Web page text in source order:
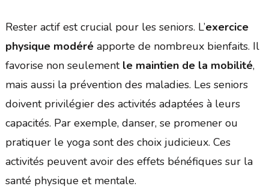
Rester actif est crucial pour les seniors. L’exercice
physique modéréapporte de nombreux bienfaits. Il
favorise non seulement le maintien de la mobilité,
mais aussi la prévention des maladies. Les seniors
doivent privilégier des activités adaptées à leurs
capacités. Par exemple, danser, se promener ou
pratiquer le yoga sont des choix judicieux. Ces
activités peuvent avoir des effets bénéfiques sur la
santé physique et mentale.